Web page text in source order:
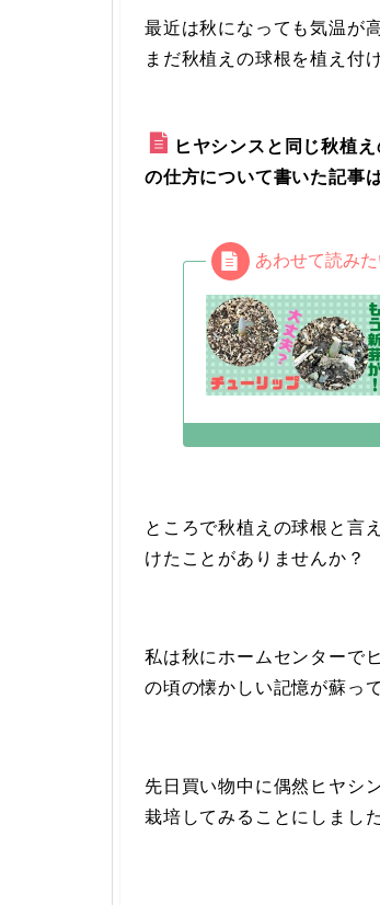
最近は秋になっても気温が
まだ秋植えの球根を植え付
ヒヤシンスと同じ秋植
の仕方について書いた記事
ところで秋植えの球根と言
けたことがありませんか？
私は秋にホームセンターで
の頃の懐かしい記憶が蘇っ
先日買い物中に偶然ヒヤシ
栽培してみることにしました